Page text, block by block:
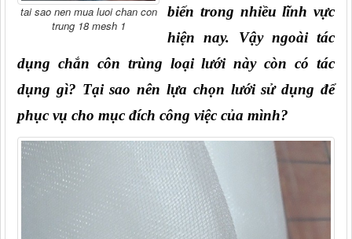
tai sao nen mua luoi chan con
trung 18 mesh 1
biến trong nhiều lĩnh vực
hiện nay. Vậy ngoài tác
dụng chắn côn trùng loại lưới này còn có tác
dụng gì? Tại sao nên lựa chọn lưới sử dụng để
phục vụ cho mục đích công việc của mình?